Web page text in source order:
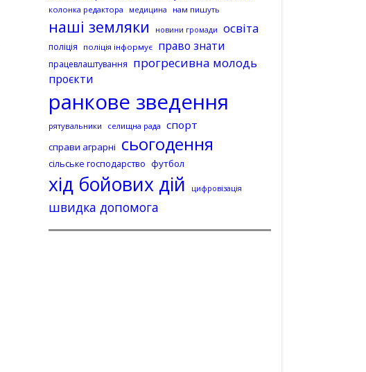
колонка редактора
медицина нам пишуть
наші земляки новини громади освіта
поліція поліція інформує право знати
працевлаштування прогресивна молодь
проєкти
ранкове зведення
рятувальники селищна рада спорт
справи аграрні сьогодення
сільське господарство футбол
хід бойових дій цифровізація
швидка допомога